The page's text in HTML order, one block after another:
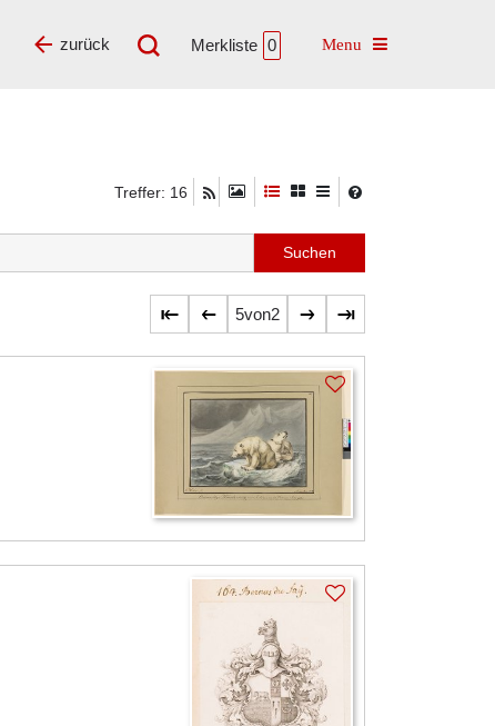
Merkliste 0 Toggle navigation
zurück
Treffer: 16
5von2